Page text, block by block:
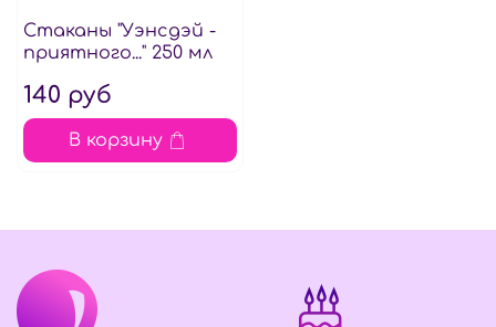
Стаканы "Уэнсдэй -
приятного..." 250 мл
140 руб
В корзину